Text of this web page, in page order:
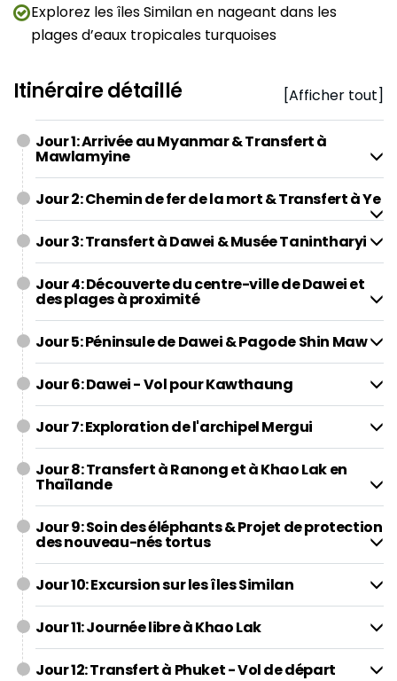
Explorez les îles Similan en nageant dans les
plages d’eaux tropicales turquoises
Itinéraire détaillé [Afficher tout]
Jour 1: Arrivée au Myanmar & Transfert à
Mawlamyine
Jour 2: Chemin de fer de la mort & Transfert à Ye
Jour 3: Transfert à Dawei & Musée Tanintharyi
Jour 4: Découverte du centre-ville de Dawei et
des plages à proximité
Jour 5: Péninsule de Dawei & Pagode Shin Maw
Jour 6: Dawei - Vol pour Kawthaung
Jour 7: Exploration de l'archipel Mergui
Jour 8: Transfert à Ranong et à Khao Lak en
Thaïlande
Jour 9: Soin des éléphants & Projet de protection
des nouveau-nés tortus
Jour 10: Excursion sur les îles Similan
Jour 11: Journée libre à Khao Lak
Jour 12: Transfert à Phuket - Vol de départ